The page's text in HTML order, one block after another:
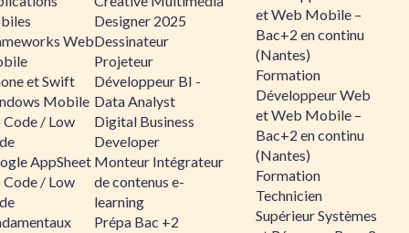
Web
et Swift
Mobile
/ Low
AppSheet
/ Low
Designer 2025
Dessinateur
Projeteur
Développeur BI -
Data Analyst
Digital Business
Developer
Monteur Intégrateur
de contenus e-
learning
Prépa Bac +2
et Web Mobile –
Bac+2 en continu
(Nantes)
Formation
Développeur Web
et Web Mobile –
Bac+2 en continu
(Nantes)
Formation
Technicien
Supérieur Systèmes